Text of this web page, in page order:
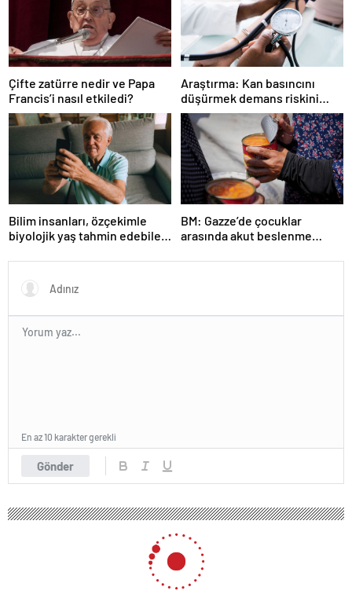
Çifte zatürre nedir ve Papa
Francis’i nasıl etkiledi?
Araştırma: Kan basıncını
düşürmek demans riskini
azaltmaya yardımcı oluyor
Bilim insanları, özçekimle
biyolojik yaş tahmin edebilen
BM: Gazze’de çocuklar
arasında akut beslenme
Gönder
En az 10 karakter gerekli